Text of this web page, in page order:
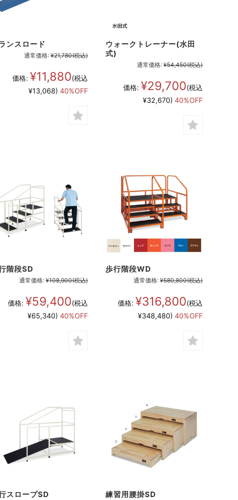
ンスロード
通常価格: ¥21,780(税込)
価格: ¥11,880(税込
¥13,068) 40%OFF
ウォークトレーナー(水田
式)
通常価格: ¥54,450(税込)
価格: ¥29,700(税込
¥32,670) 40%OFF
階段SD
通常価格: ¥108,900(税込)
価格: ¥59,400(税込
¥65,340) 40%OFF
歩行階段WD
通常価格: ¥580,800(税込)
価格: ¥316,800(税込
¥348,480) 40%OFF
スロープSD 練習用腰掛SD